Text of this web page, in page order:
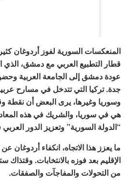
المنعكسات السورية لفوز أردوغان
قطار التطبيع العربي مع دمشق،
عودة دمشق إلى الجامعة العربية
جدة. تركيا التي تتدخل في مسارح
وسوريا وغيرها، يرى البعض أن نقطة
هي في سوريا، والشريك في هذه
“الدولة السورية” وتعزيز الدور
ما يعزز هذا الاتجاه، انكفاء أردوغان
الإقليم بعد فوزه بالانتخابات. وقتذاك
من التحولات والمفاجآت والصفقات.